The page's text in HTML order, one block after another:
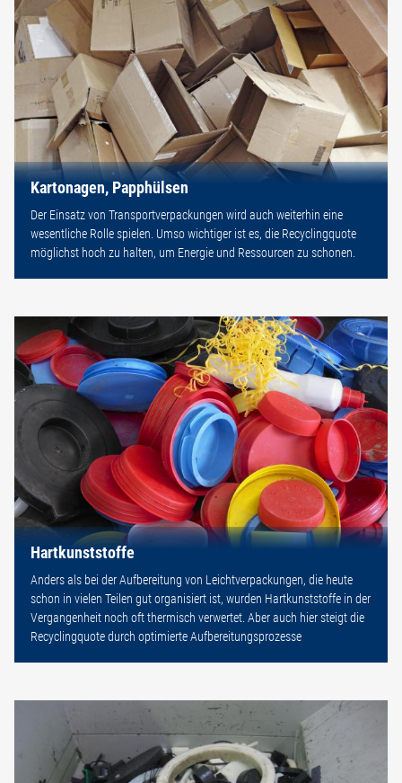
Kartonagen, Papphülsen
Der Einsatz von Transportverpackungen wird auch weiterhin eine
wesentliche Rolle spielen. Umso wichtiger ist es, die Recyclingquote
möglichst hoch zu halten, um Energie und Ressourcen zu schonen.
Hartkunststoffe
Anders als bei der Aufbereitung von Leichtverpackungen, die heute
schon in vielen Teilen gut organisiert ist, wurden Hartkunststoffe in der
Vergangenheit noch oft thermisch verwertet. Aber auch hier steigt die
Recyclingquote durch optimierte Aufbereitungsprozesse